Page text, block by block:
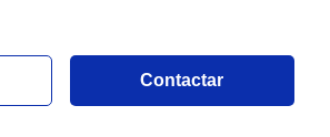
Contactar